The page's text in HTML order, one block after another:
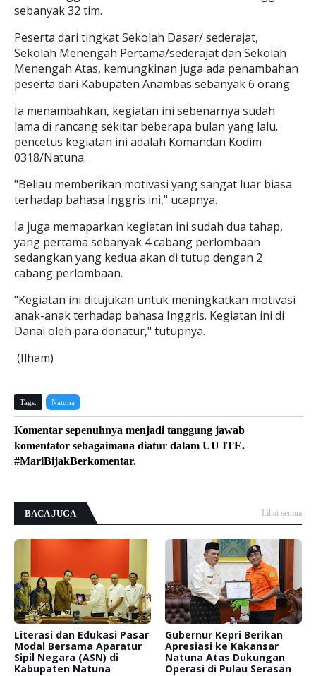
sebanyak 32 tim.
Peserta dari tingkat Sekolah Dasar/ sederajat,
Sekolah Menengah Pertama/sederajat dan Sekolah
Menengah Atas, kemungkinan juga ada penambahan
peserta dari Kabupaten Anambas sebanyak 6 orang.
Ia menambahkan, kegiatan ini sebenarnya sudah
lama di rancang sekitar beberapa bulan yang lalu.
pencetus kegiatan ini adalah Komandan Kodim
0318/Natuna.
"Beliau memberikan motivasi yang sangat luar biasa
terhadap bahasa Inggris ini," ucapnya.
Ia juga memaparkan kegiatan ini sudah dua tahap,
yang pertama sebanyak 4 cabang perlombaan
sedangkan yang kedua akan di tutup dengan 2
cabang perlombaan.
"Kegiatan ini ditujukan untuk meningkatkan motivasi
anak-anak terhadap bahasa Inggris. Kegiatan ini di
Danai oleh para donatur," tutupnya.
(Ilham)
Tags: Natuna
Komentar sepenuhnya menjadi tanggung jawab
komentator sebagaimana diatur dalam UU ITE.
#MariBijakBerkomentar.
BACA JUGA Lihat semua
Literasi dan Edukasi Pasar
Modal Bersama Aparatur
Sipil Negara (ASN) di
Kabupaten Natuna
Gubernur Kepri Berikan
Apresiasi ke Kakansar
Natuna Atas Dukungan
Operasi di Pulau Serasan